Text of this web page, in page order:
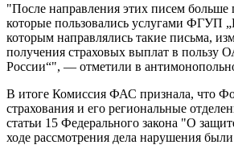
"После направления этих писем
которые пользовались услугами ФГУП
которым направлялись такие письма,
получения страховых выплат в пользу
России“", — отметили в
В итоге Комиссия ФАС признала, что
страхования и его региональные
статьи 15 Федерального закона "О
ходе рассмотрения дела нарушения